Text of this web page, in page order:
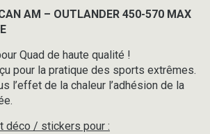
AM – OUTLANDER 450-570 MAX
Quad de haute qualité !
pour la pratique des sports extrêmes.
l’effet de la chaleur l’adhésion de la
déco / stickers pour :